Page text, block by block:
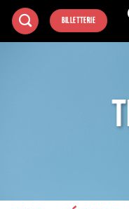
Passer
BILLETTERIE